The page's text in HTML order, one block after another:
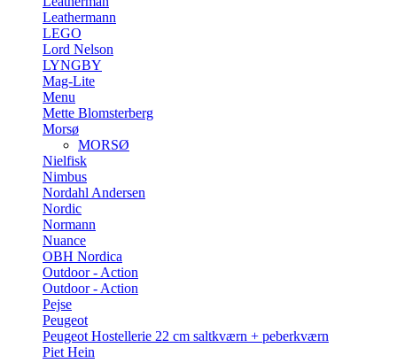
Leathermann
LEGO
Lord Nelson
LYNGBY
Mag-Lite
Menu
Mette Blomsterberg
Morsø
MORSØ
Nielfisk
Nimbus
Nordahl Andersen
Nordic
Normann
Nuance
OBH Nordica
Outdoor - Action
Outdoor - Action
Pejse
Peugeot
Peugeot Hostellerie 22 cm saltkværn + peberkværn
Piet Hein